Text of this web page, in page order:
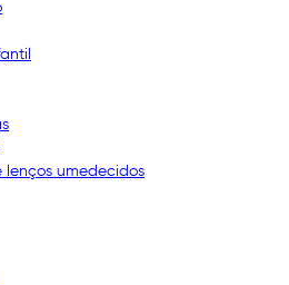
lenços umedecidos